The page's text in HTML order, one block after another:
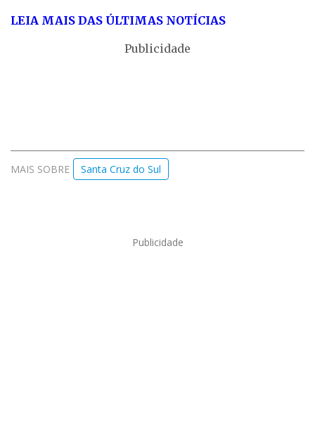
LEIA MAIS DAS ÚLTIMAS NOTÍCIAS
Publicidade
MAIS SOBRE Santa Cruz do Sul
Publicidade